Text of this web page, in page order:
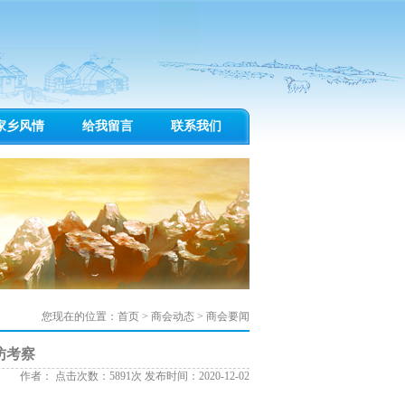
乡风情 给我留言 联系我们
您现在的位置： 首页 > 商会动态 > 商会要闻
考察
作者： 点击次数：5891次 发布时间：2020-12-02